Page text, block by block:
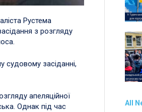
Рустема
з розгляду
судовому засіданні,
апеляційної
Однак під час
All